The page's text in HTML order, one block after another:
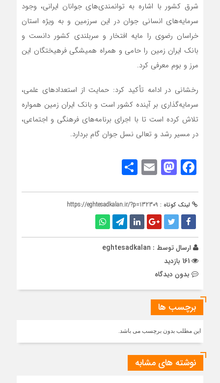
شرق کشور با اشاره به توانمندی‌های جوانان ایرانی، وجود
سرمایه‌های انسانی جوان در این سرزمین و به‌ ویژه استان
خراسان رضوی را مایه افتخار و سربلندی کشور دانست و
بانک ایران‌ زمین را حامی و همراه همیشگی فرهیختگان این
مرز و بوم معرفی کرد.
رخشانی در ادامه تأکید کرد: حمایت از استعدادهای علمی،
سرمایه‌گذاری بر آینده کشور است و بانک ایران‌ زمین همواره
تلاش کرده است تا با اجرای برنامه‌های فرهنگی و اجتماعی،
در مسیر رشد و تعالی نسل جوان گام بردارد.
Facebook
Mastodon
Email
لینک کوتاه : https://eghtesadkalan.ir/?p=132309
ارسال توسط : eghtesadkalan
بدون دیدگاه
برچسب ها
این مطلب بدون برچسب می باشد.
نوشته های مشابه